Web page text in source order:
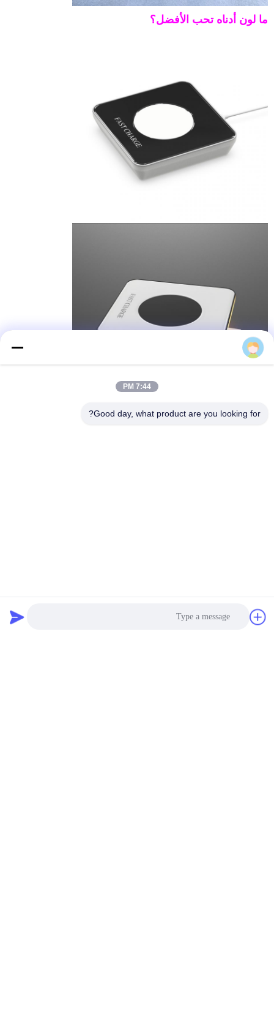
ما لون أدناه تحب الأفضل؟
7:45 PM
Good day, what product are you looking for?